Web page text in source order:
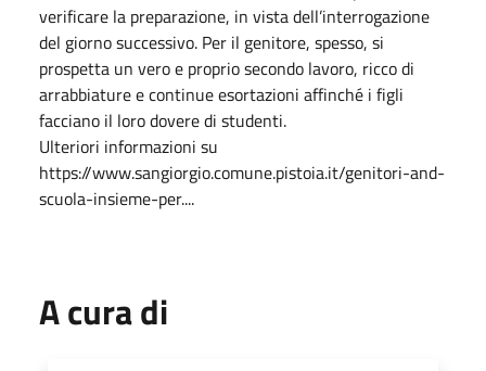
verificare la preparazione, in vista dell’interrogazione
del giorno successivo. Per il genitore, spesso, si
prospetta un vero e proprio secondo lavoro, ricco di
arrabbiature e continue esortazioni affinché i figli
facciano il loro dovere di studenti.
Ulteriori informazioni su
https://www.sangiorgio.comune.pistoia.it/genitori-and-
scuola-insieme-per....
A cura di